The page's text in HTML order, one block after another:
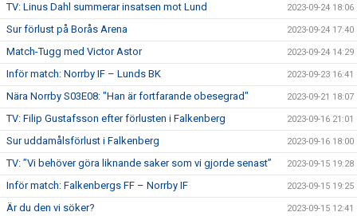
TV: Linus Dahl summerar insatsen mot Lund 2023-09-24 18:06
Sur förlust på Borås Arena 2023-09-24 17:40
Match-Tugg med Victor Astor 2023-09-24 14:29
Inför match: Norrby IF – Lunds BK 2023-09-23 16:41
Nära Norrby S03E08: "Han är fortfarande obesegrad" 2023-09-21 18:07
TV: Filip Gustafsson efter förlusten i Falkenberg 2023-09-16 21:01
Sur uddamålsförlust i Falkenberg 2023-09-16 18:00
TV: ”Vi behöver göra liknande saker som vi gjorde senast” 2023-09-15 19:28
Inför match: Falkenbergs FF – Norrby IF 2023-09-15 19:25
Är du den vi söker? 2023-09-15 12:41